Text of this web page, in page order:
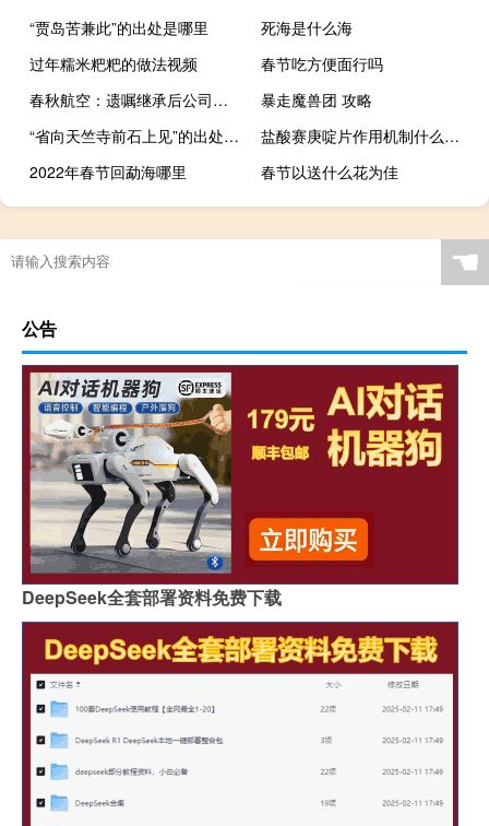
“贾岛苦兼此”的出处是哪里
死海是什么海
过年糯米粑粑的做法视频
春节吃方便面行吗
春秋航空：遗嘱继承后公司实控人将变更为王正华、王煜
暴走魔兽团 攻略
“省向天竺寺前石上见”的出处是哪里
盐酸赛庚啶片作用机制什么时候吃?（盐酸赛庚啶片作用）
2022年春节回勐海哪里
春节以送什么花为佳
☚
公告
DeepSeek全套部署资料免费下载